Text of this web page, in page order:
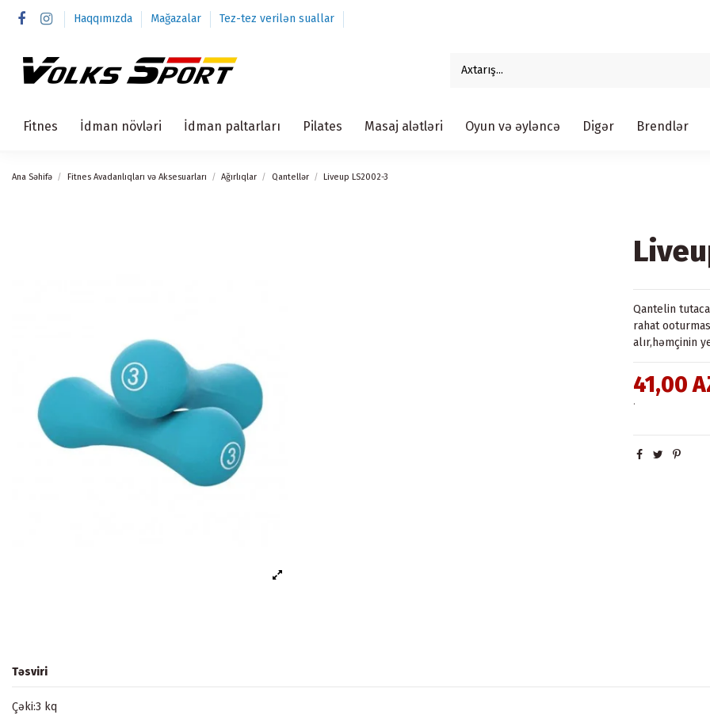
Haqqımızda Mağazalar Tez-tez verilən suallar
Fitnes İdman növləri İdman paltarları Pilates Masaj alətləri Oyun və əyləncə Digər Brendlər
Ana Səhifə Fitnes Avadanlıqları və Aksesuarları Ağırlıqlar Qantellər Liveup LS2002-3
Qantelin
rahat
alır,həmçinin
41,00
.
Təsviri
Çəki:3 kq